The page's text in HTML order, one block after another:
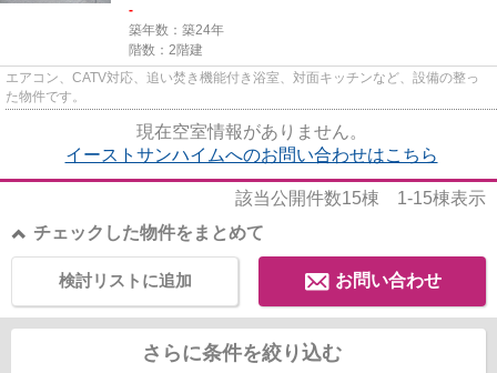
-
築年数：築24年
階数：2階建
エアコン、CATV対応、追い焚き機能付き浴室、対面キッチンなど、設備の整っ
た物件です。
現在空室情報がありません。
イーストサンハイムへのお問い合わせはこちら
該当公開件数15棟 1-15棟表示
チェックした物件をまとめて
お問い合わせ
検討リストに追加
さらに条件を絞り込む